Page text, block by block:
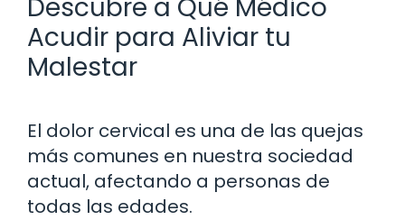
Descubre a Qué Médico
Acudir para Aliviar tu
Malestar
El dolor cervical es una de las quejas
más comunes en nuestra sociedad
actual, afectando a personas de
todas las edades.